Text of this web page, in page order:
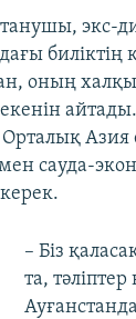
экс-
биліктің
оның
Орталық Азия
сауда-
– Біз
та, тәліптер